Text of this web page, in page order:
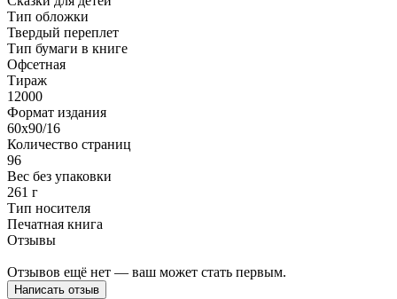
Тип обложки
Твердый переплет
Тип бумаги в книге
Офсетная
Тираж
12000
Формат издания
60x90/16
Количество страниц
96
Вес без упаковки
261 г
Тип носителя
Печатная книга
Отзывы
Отзывов ещё нет — ваш может стать первым.
Написать отзыв